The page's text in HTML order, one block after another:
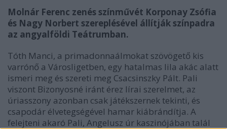
Molnár Ferenc zenés színművét Korponay Zsófia
és Nagy Norbert szereplésével állítják színpadra
az angyalföldi Teátrumban.
Tóth Manci, a primadonnaálmokat szövögető kis
varrónő a Városligetben, egy hatalmas lila akác alatt
ismeri meg és szereti meg Csacsinszky Pált. Pali
viszont Bizonyosné iránt érez lírai szerelmet, az
úriasszony azonban csak játékszernek tekinti, és
csapodár élvetegségével hamar kiábrándítja. A
felejteni akaró Pali, Angelusz úr kaszinójában talál